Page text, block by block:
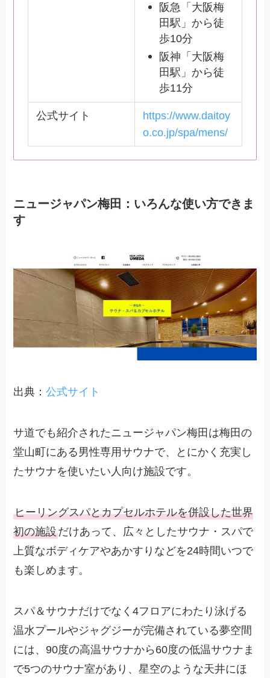
阪急「大阪梅
田駅」から徒
歩10分
阪神「大阪梅
田駅」から徒
歩11分
公式サイト
https://www.daitoy
o.co.jp/spa/mens/
ニュージャパン梅田：いろんな使い方できま
す
出典：公式サイト
サ道でも紹介されたニュージャパン梅田は梅田の
堂山町にある男性専用サウナで、とにかく充実し
たサウナを使いたい人向け施設です。
ヒーリングスパとカプセルホテルを併設した世界
初の施設だけあって、広々としたサウナ・スパで
上質なボディケアやあかすりなどを24時間いつで
も楽しめます。
スパ＆サウナだけでなく4フロアにわたり泳げる
温水プールやジャグジーが完備されている夢空間
には、90度の高温サウナから60度の低温サウナま
で5つのサウナ室があり、星空のような天井にほ